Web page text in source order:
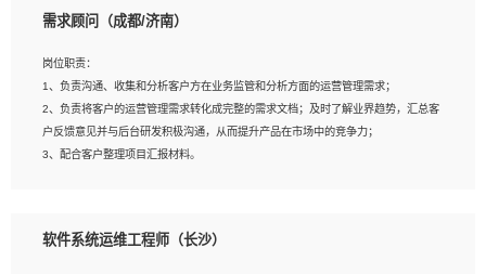
2、2年以上图像处理开发经验，熟悉python和spark开发；
建深度学习系统环境；
4、熟悉OPENCV、HALCON等常用图像处理软件，熟练进行图像处理；
5、熟悉主流的分类算法、聚类算法和关联分析算法原理，能熟练使用神经网络算法
的进行业务建模；
6、对OCR领域有深入的研究，熟悉模型调参，压缩和整型化方法；
需求顾问（成都/济南）
岗位职责：
1、负责沟通、收集和分析客户方在业务监管和分析方面的运营管理需求；
2、负责将客户的运营管理需求转化成完整的需求文档；及时了解业界趋势，汇总客
户反馈意见并与后台研发积极沟通，从而提升产品在市场中的竞争力；
3、配合客户整理项目汇报材料。
1、3年以上运营或解决方案的工作经验。
软件系统运维工程师（长沙）